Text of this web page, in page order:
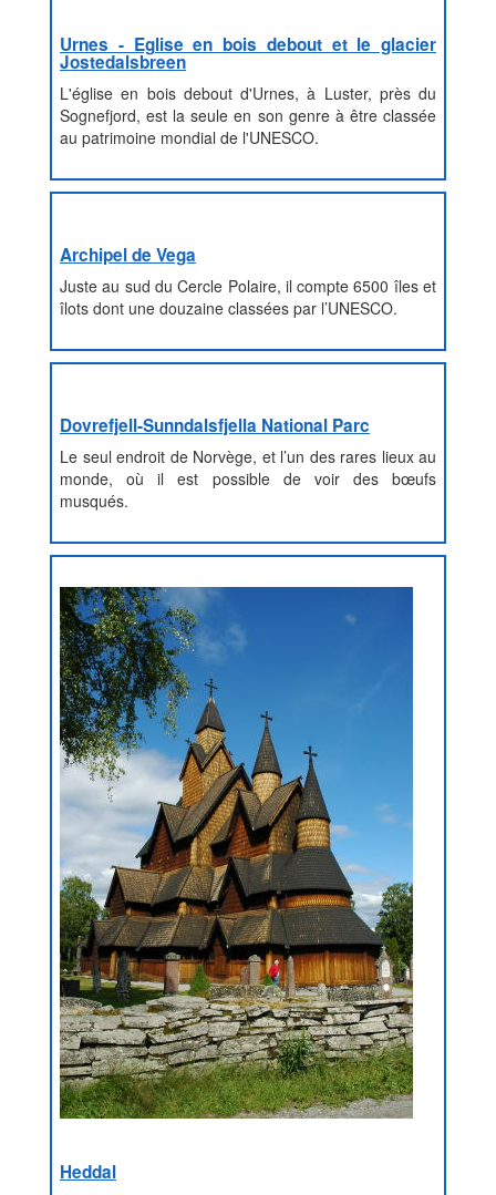
Urnes - Eglise en bois debout et le glacier
Jostedalsbreen
L'église en bois debout d'Urnes, à Luster, près du
Sognefjord, est la seule en son genre à être classée
au patrimoine mondial de l'UNESCO.
Archipel de Vega
Juste au sud du Cercle Polaire, il compte 6500 îles et
îlots dont une douzaine classées par l’UNESCO.
Dovrefjell-Sunndalsfjella National Parc
Le seul endroit de Norvège, et l’un des rares lieux au
monde, où il est possible de voir des bœufs
musqués.
Heddal